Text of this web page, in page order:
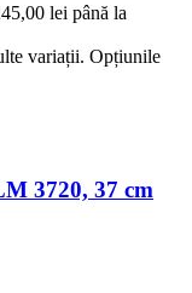
lei până la
variații. Opțiunile
3720, 37 cm